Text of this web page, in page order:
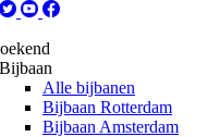
Bijbaan
Alle bijbanen
Bijbaan Rotterdam
Bijbaan Amsterdam